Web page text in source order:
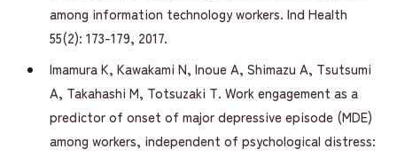
among information technology workers. Ind Health
55(2): 173-179, 2017.
Imamura K, Kawakami N, Inoue A, Shimazu A, Tsutsumi
A, Takahashi M, Totsuzaki T. Work engagement as a
predictor of onset of major depressive episode (MDE)
among workers, independent of psychological distress: